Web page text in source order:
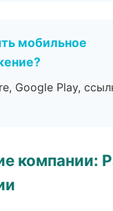
мобильное
Google Play,
компании: